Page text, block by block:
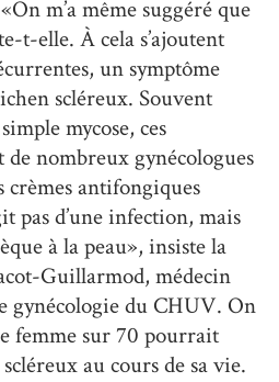
m’a même suggéré que
t-elle. À cela s’ajoutent
un symptôme
scléreux. Souvent
mycose, ces
nombreux gynécologues
crèmes antifongiques
pas d’une infection, mais
à la peau», insiste la
Guillarmod, médecin
gynécologie du CHUV. On
femme sur 70 pourrait
au cours de sa vie.